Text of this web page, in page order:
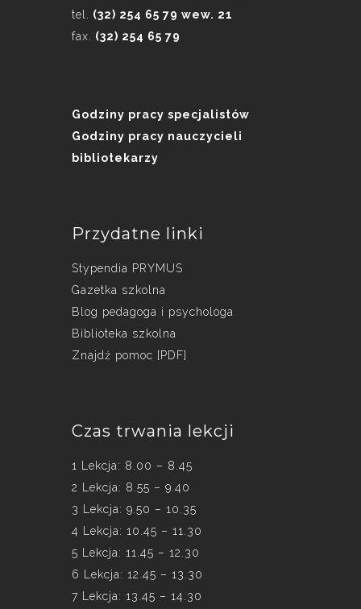
tel.
(32) 254 65 79 wew. 21
fax.
(32) 254 65 79
Godziny pracy specjalistów
Godziny pracy nauczycieli
bibliotekarzy
Przydatne linki
Stypendia PRYMUS
Gazetka szkolna
Blog pedagoga i psychologa
Biblioteka szkolna
Znajdź pomoc [PDF]
Czas trwania lekcji
1 Lekcja: 8.00 – 8.45
2 Lekcja: 8.55 – 9.40
3 Lekcja: 9.50 – 10.35
4 Lekcja: 10.45 – 11.30
5 Lekcja: 11.45 – 12.30
6 Lekcja: 12.45 – 13.30
7 Lekcja: 13.45 – 14.30